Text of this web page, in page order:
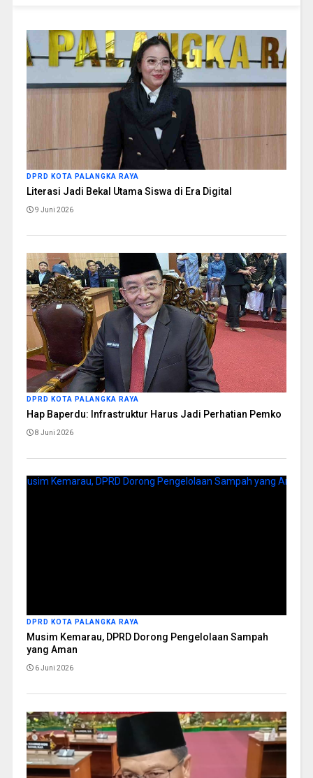
DPRD KOTA PALANGKA RAYA
Literasi Jadi Bekal Utama Siswa di Era Digital
9 Juni 2026
DPRD KOTA PALANGKA RAYA
Hap Baperdu: Infrastruktur Harus Jadi Perhatian Pemko
8 Juni 2026
DPRD KOTA PALANGKA RAYA
Musim Kemarau, DPRD Dorong Pengelolaan Sampah
yang Aman
6 Juni 2026